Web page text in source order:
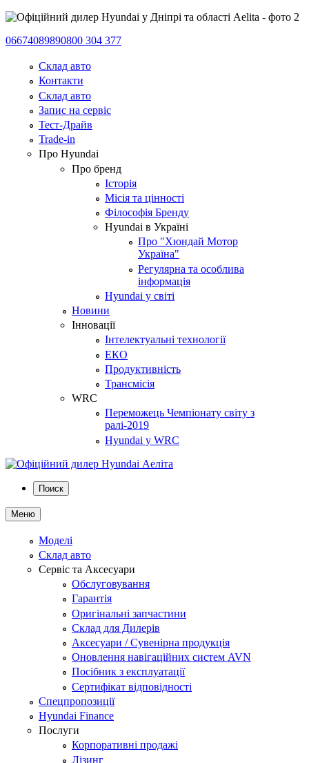
06674089890800 304 377
Склад авто
Контакти
Склад авто
Запис на сервіс
Тест-Драйв
Trade-in
Про Hyundai
Про бренд
Історія
Місія та цінності
Філософія Бренду
Hyundai в Україні
Про "Хюндай Мотор
Україна"
Регулярна та особлива
інформація
Hyundai у світі
Новини
Інновації
Інтелектуальні технології
ЕКО
Продуктивність
Трансмісія
WRC
Переможець Чемпіонату світу з
ралі-2019
Hyundai у WRC
Поиск
Меню
Моделі
Склад авто
Сервіс та Аксесуари
Обслуговування
Гарантія
Оригінальні запчастини
Склад для Дилерів
Аксесуари / Сувенірна продукція
Оновлення навігаційних систем AVN
Посібник з експлуатації
Сертифікат відповідності
Спецпропозиції
Hyundai Finance
Послуги
Корпоративні продажі
Лізинг